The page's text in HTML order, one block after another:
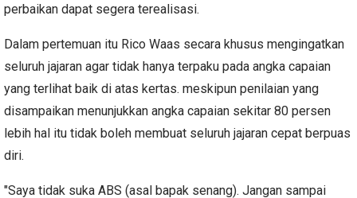
perbaikan dapat segera terealisasi.
Dalam pertemuan itu Rico Waas secara khusus mengingatkan
seluruh jajaran agar tidak hanya terpaku pada angka capaian
yang terlihat baik di atas kertas. meskipun penilaian yang
disampaikan menunjukkan angka capaian sekitar 80 persen
lebih hal itu tidak boleh membuat seluruh jajaran cepat berpuas
diri.
"Saya tidak suka ABS (asal bapak senang). Jangan sampai